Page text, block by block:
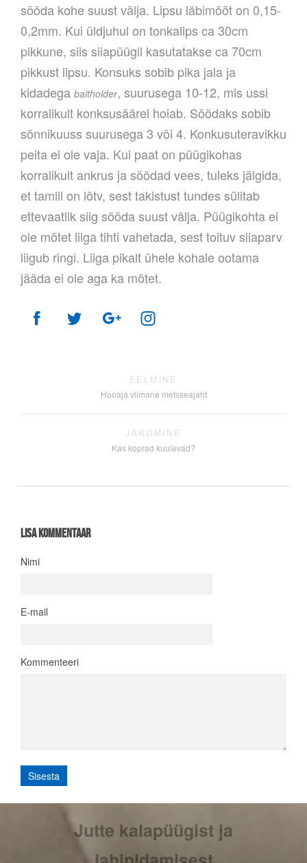
sööda kohe suust välja. Lipsu läbimõõt on 0,15-
0,2mm. Kui üldjuhul on tonkalips ca 30cm
pikkune, siis siiapüügil kasutatakse ca 70cm
pikkust lipsu. Konsuks sobib pika jala ja
kidadega baitholder, suurusega 10-12, mis ussi
korralikult konksusäärel hoiab. Söödaks sobib
sõnnikuuss suurusega 3 või 4. Konkusuteravikku
peita ei ole vaja. Kui paat on püügikohas
korralikult ankrus ja söödad vees, tuleks jälgida,
et tamiil on lõtv, sest takistust tundes sülitab
ettevaatlik siig sööda suust välja. Püügikohta ei
ole mõtet liiga tihti vahetada, sest toituv siiaparv
liigub ringi. Liiga pikalt ühele kohale ootama
jääda ei ole aga ka mõtet.
EELMINE
Hooaja viimane metsseajaht
JÄRGMINE
Kas koprad kuulevad?
Lisa kommentaar
Nimi
E-mail
Kommenteeri
Jutte kalapüügist ja